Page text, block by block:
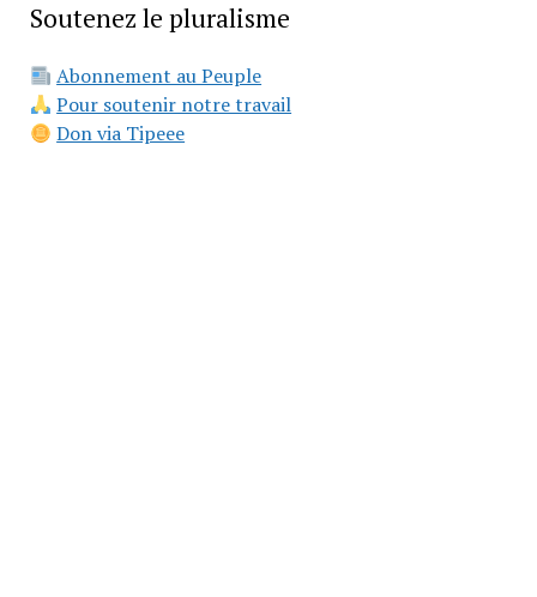
Soutenez le pluralisme
Abonnement au Peuple
Pour soutenir notre travail
Don via Tipeee